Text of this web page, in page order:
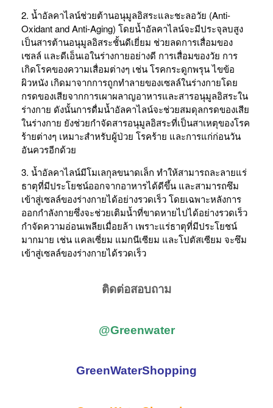
2. น้ำอัลคาไลน์ช่วยต้านอนุมูลอิสระและชะลอวัย (Anti-
Oxidant and Anti-Aging) โดยน้ำอัลคาไลน์จะมีประจุลบสูง
เป็นสารต้านอนุมูลอิสระชั้นดีเยี่ยม ช่วยลดการเสื่อมของ
เซลล์ และดีเอ็นเอในร่างกายอย่างดี การเสื่อมของวัย การ
เกิดโรคของความเสื่อมต่างๆ เช่น โรคกระดูกพรุน ไขข้อ
ผิวหนัง เกิดมาจากการถูกทำลายของเซลล์ในร่างกายโดย
กรดของเสียจากการเผาผลาญอาหารและสารอนุมูลอิสระใน
ร่างกาย ดังนั้นการดื่มน้ำอัลคาไลน์จะช่วยสมดุลกรดของเสีย
ในร่างกาย ยังช่วยกำจัดสารอนุมูลอิสระที่เป็นสาเหตุของโรค
ร้ายต่างๆ เหมาะสำหรับผู้ป่วย โรคร้าย และการแก่ก่อนวัน
อันควรอีกด้วย
3. น้ำอัลคาไลน์มีโมเลกุลขนาดเล็ก ทำให้สามารถละลายแร่
ธาตุที่มีประโยชน์ออกจากอาหารได้ดีขึ้น และสามารถซึม
เข้าสู่เซลล์ของร่างกายได้อย่างรวดเร็ว โดยเฉพาะหลังการ
ออกกำลังกายซึ่งจะช่วยเติมน้ำที่ขาดหายไปได้อย่างรวดเร็ว
กำจัดความอ่อนเพลียเมื่อยล้า เพราะแร่ธาตุที่มีประโยชน์
มากมาย เช่น แคลเซี่ยม แมกนีเซียม และโปตัสเซียม จะซึม
เข้าสู่เซลล์ของร่างกายได้รวดเร็ว
ติดต่อสอบถาม
@Greenwater
GreenWaterShopping